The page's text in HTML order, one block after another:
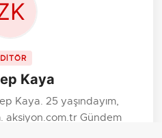
Kaya
Kaya. 25 yaşındayım,
aksiyon.com.tr Gündem